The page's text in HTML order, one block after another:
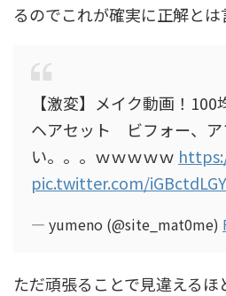
るのでこれが確実に正解とは
【激変】メイク動画！
ヘアセット ビフォー、ア
い。。。ｗｗｗｗｗ
pic.twitter.com/
— yumeno (@site_mat0me)
ただ頑張ることで見違える